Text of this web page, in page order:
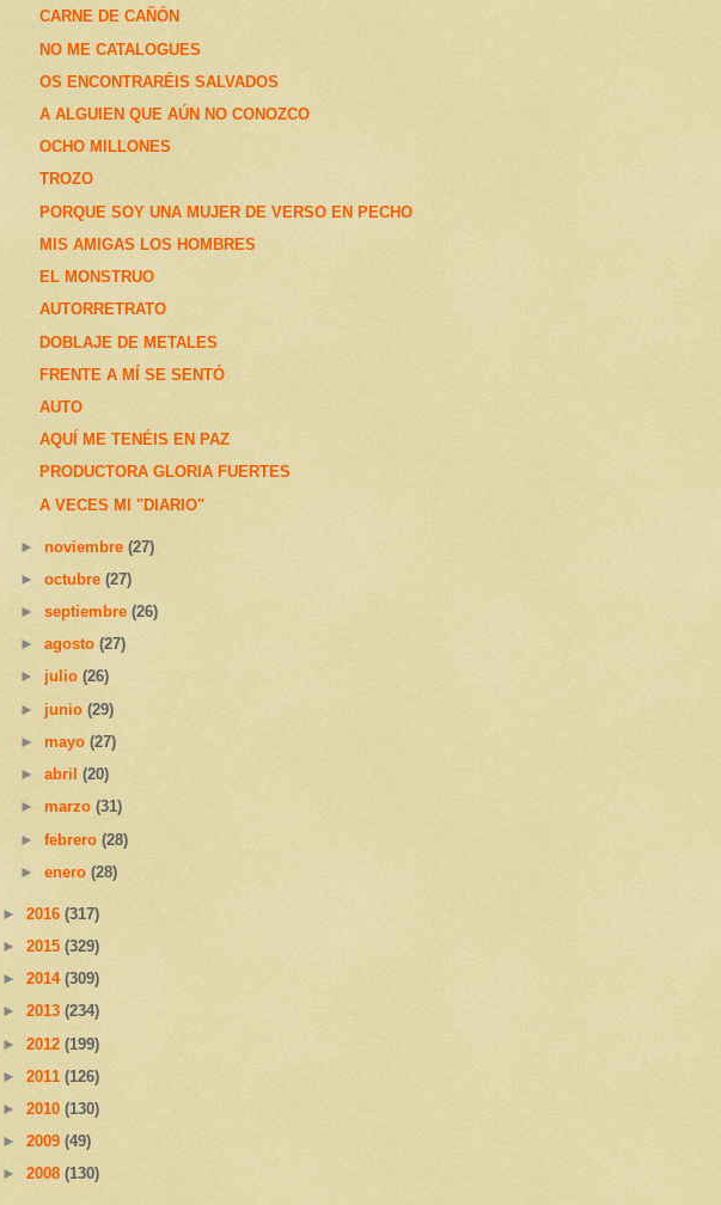
CARNE DE CAÑÓN
NO ME CATALOGUES
OS ENCONTRARÉIS SALVADOS
A ALGUIEN QUE AÚN NO CONOZCO
OCHO MILLONES
TROZO
PORQUE SOY UNA MUJER DE VERSO EN PECHO
MIS AMIGAS LOS HOMBRES
EL MONSTRUO
AUTORRETRATO
DOBLAJE DE METALES
FRENTE A MÍ SE SENTÓ
AUTO
AQUÍ ME TENÉIS EN PAZ
PRODUCTORA GLORIA FUERTES
A VECES MI "DIARIO"
►noviembre(27)
►octubre(27)
►septiembre(26)
►agosto(27)
►julio(26)
► junio(29)
►mayo(27)
►abril(20)
►marzo(31)
►febrero(28)
►enero(28)
► 2016 (317)
► 2015 (329)
► 2014 (309)
► 2013 (234)
► 2012 (199)
► 2011 (126)
► 2010 (130)
► 2009 (49)
► 2008 (130)